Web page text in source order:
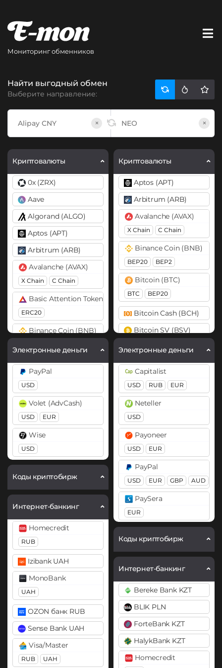
Мониторинг обменников
Найти выгодный обмен
Выберите направление:
× ×
Криптовалюты
0x (ZRX)
Aave
Algorand (ALGO)
Aptos (APT)
Arbitrum (ARB)
Avalanche (AVAX)
X Chain C Chain
Basic Attention Token (BAT)
ERC20
Binance Coin (BNB)
Bitcoin (BTC)
BTC BEP20
Bitcoin Cash (BCH)
Cardano (ADA)
Chainlink (LINK)
BEP20
Cosmos (ATOM)
DAI
ERC20
DASH
Decentraland (MANA)
Dogecoin (DOGE)
DOGE
Polkadot (DOT)
DOT
EOS
Ethereum (ETH)
BEP20 ERC20
ARB
Электронные деньги
PayPal
USD
Volet (AdvCash)
USD EUR
Wise
USD
Коды криптобирж
Интернет-банкинг
Homecredit
RUB
Izibank UAH
MonoBank
UAH
OZON банк RUB
Sense Bank UAH
Visa/Master
RUB UAH
Криптовалюты
Aptos (APT)
Arbitrum (ARB)
Avalanche (AVAX)
X Chain C Chain
Binance Coin (BNB)
BEP20 BEP2
Bitcoin (BTC)
BTC BEP20
Bitcoin Cash (BCH)
Bitcoin SV (BSV)
Cardano (ADA)
Cosmos (ATOM)
DASH
Dogecoin (DOGE)
DOGE
Polkadot (DOT)
DOT
Ethereum (ETH)
BEP20 ERC20
OP
ARB
BASE
Ethereum Classic (ETC)
Gram (Toncoin)
Jupiter (JUP)
Litecoin (LTC)
Monero (XMR)
NEAR Protocol
Notcoin (NOT)
Ontology (ONT)
Optimism (OP)
Pax Dollar (USDP)
Электронные деньги
Capitalist
USD RUB EUR
Neteller
USD
Payoneer
USD EUR
PayPal
USD EUR GBP AUD
PaySera
EUR
Skrill
USD EUR
Volet (AdvCash)
USD EUR
Webmoney
WMZ
Коды криптобирж
Интернет-банкинг
Bereke Bank KZT
BLIK PLN
ForteBank KZT
HalykBank KZT
Homecredit